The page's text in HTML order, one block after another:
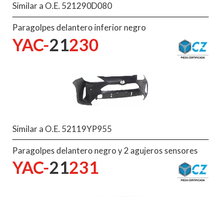
Similar a O.E. 521290D080
Paragolpes delantero inferior negro
YAC-21230
Similar a O.E. 52119YP955
Paragolpes delantero negro y 2 agujeros sensores
YAC-21231